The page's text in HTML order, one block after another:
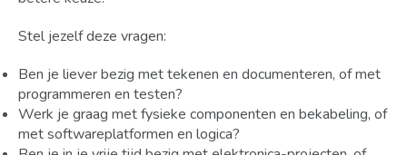
Stel jezelf deze vragen:
Ben je liever bezig met tekenen en documenteren, of met
programmeren en testen?
Werk je graag met fysieke componenten en bekabeling, of
met softwareplatformen en logica?